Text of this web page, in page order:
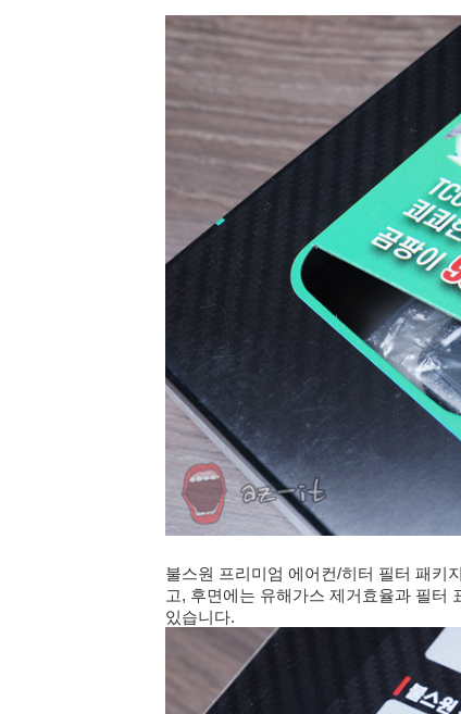
불스원 프리미엄 에어컨/히터 필터 패키
고, 후면에는 유해가스 제거효율과 필터
있습니다.